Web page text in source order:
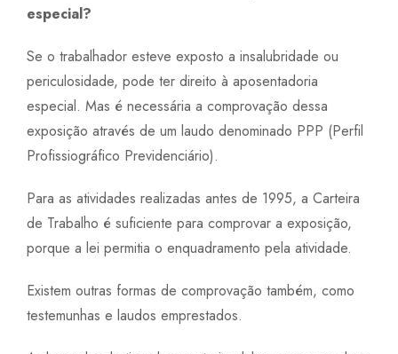
especial?
Se o trabalhador esteve exposto a insalubridade ou
periculosidade, pode ter direito à aposentadoria
especial. Mas é necessária a comprovação dessa
exposição através de um laudo denominado PPP (Perfil
Profissiográfico Previdenciário).
Para as atividades realizadas antes de 1995, a Carteira
de Trabalho é suficiente para comprovar a exposição,
porque a lei permitia o enquadramento pela atividade.
Existem outras formas de comprovação também, como
testemunhas e laudos emprestados.